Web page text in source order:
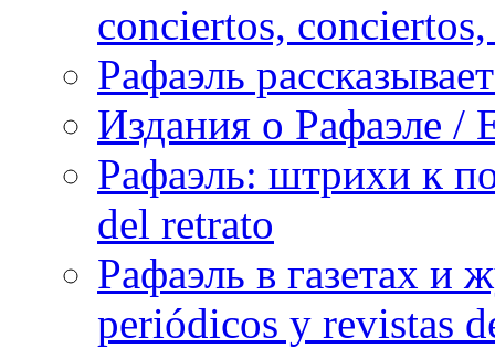
conciertos,
Рафаэль
Издания о Рафаэле /
Рафаэль: штрихи к
del retrato
Рафаэль в газетах и
periódicos y revistas